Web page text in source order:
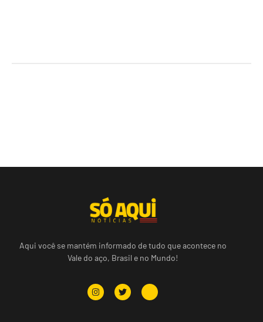
Aqui você se mantém informado de tudo que acontece no
Vale do aço, Brasil e no Mundo!